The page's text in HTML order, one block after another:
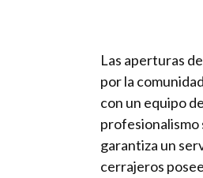
Las aperturas
por la
con un equipo
profesionalismo
garantiza un
cerrajeros